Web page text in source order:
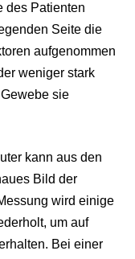
des Patienten
Seite die
aufgenommen
weniger stark
sie
kann aus den
Bild der
wird einige
um auf
Bei einer